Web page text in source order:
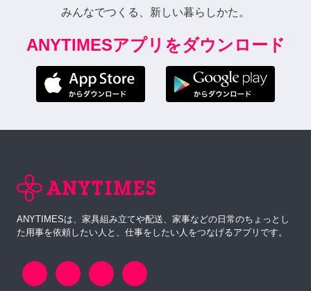
みんなでつくる、新しい暮らしかた。
ANYTIMESアプリをダウンロード
ANYTIMESは、家具組み立てや配送、家事などの日常のちょっとし
た用事を依頼したい人と、仕事をしたい人をつなげるアプリです。